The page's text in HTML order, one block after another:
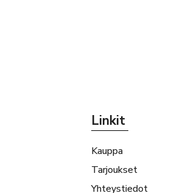
Linkit
Kauppa
Tarjoukset
Yhteystiedot